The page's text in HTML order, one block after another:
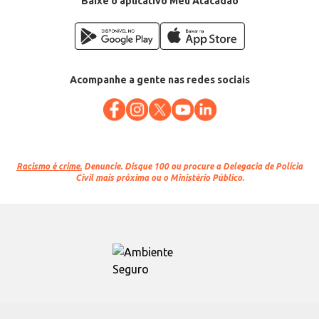
Acompanhe a gente nas redes sociais
Racismo é crime. Denuncie. Disque 100 ou procure a Delegacia de Polícia
Civil mais próxima ou o Ministério Público.